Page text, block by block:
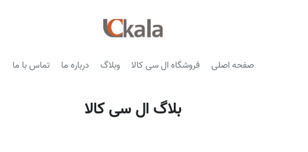
صفحه اصلی فروشگاه ال سی کالا وبلاگ درباره ما تماس با ما
بلاگ ال سی کالا